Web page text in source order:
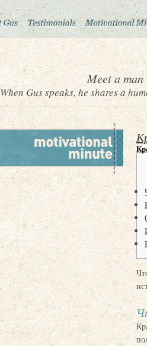
Meet a
When Gus speaks, he shares a